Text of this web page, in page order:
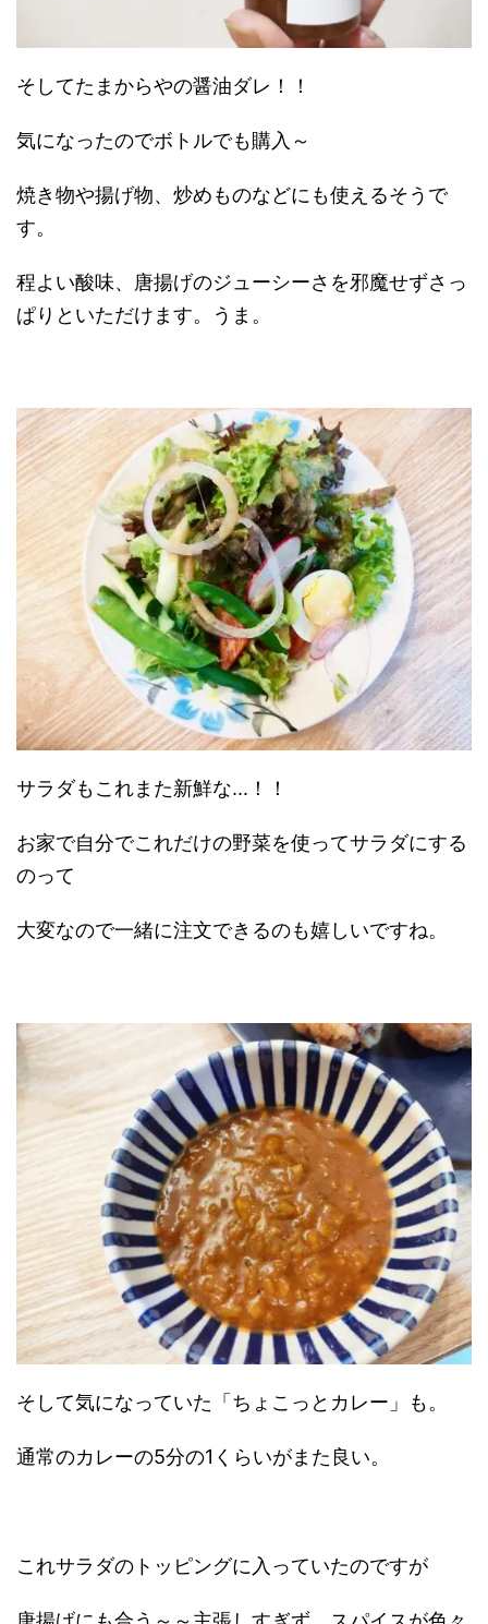
そしてたまからやの醤油ダレ！！
気になったのでボトルでも購入～
焼き物や揚げ物、炒めものなどにも使えるそうで
す。
程よい酸味、唐揚げのジューシーさを邪魔せずさっ
ぱりといただけます。うま。
サラダもこれまた新鮮な...！！
お家で自分でこれだけの野菜を使ってサラダにする
のって
大変なので一緒に注文できるのも嬉しいですね。
そして気になっていた「ちょこっとカレー」も。
通常のカレーの5分の1くらいがまた良い。
これサラダのトッピングに入っていたのですが